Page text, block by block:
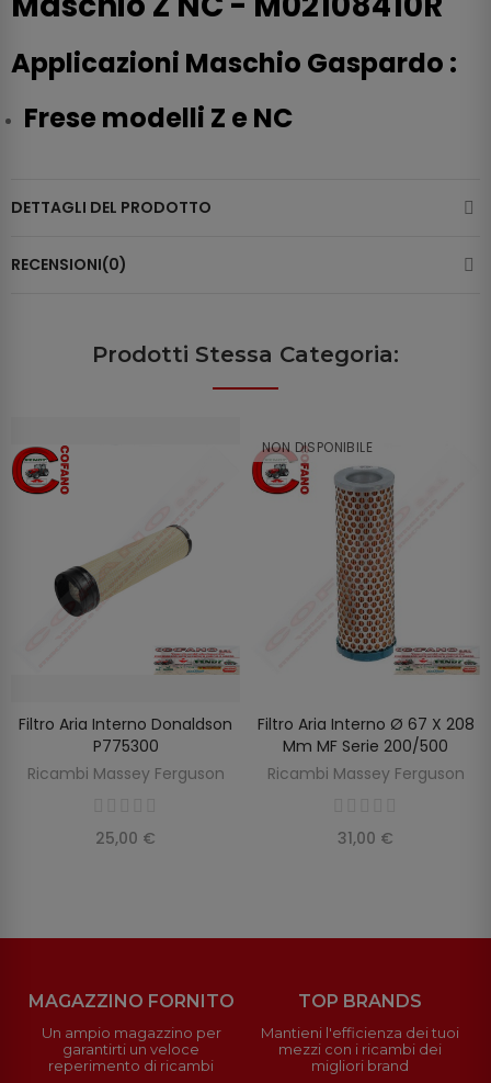
Applicazioni Maschio Gaspardo :
Frese modelli Z e NC
DETTAGLI DEL PRODOTTO
RECENSIONI(0)
Prodotti Stessa Categoria:
AGGIUNGI AL CARRELLO
Filtro Aria Interno Donaldson
P775300
Ricambi Massey Ferguson
25,00 €
NON DISPONIBILE
SCOPRIRE
Filtro Aria Interno Ø 67 X 208
Mm MF Serie 200/500
Ricambi Massey Ferguson
31,00 €
MAGAZZINO FORNITO
Un ampio magazzino per
garantirti un veloce
reperimento di ricambi
TOP BRANDS
Mantieni l'efficienza dei tuoi
mezzi con i ricambi dei
migliori brand